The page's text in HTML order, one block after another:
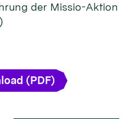
der Missio-Aktion
(PDF)